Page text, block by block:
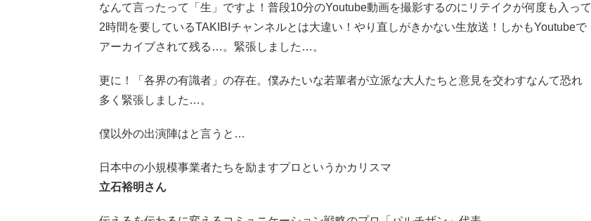
なんて言ったって「生」ですよ！普段10分のYoutube動画を撮影するのにリテイクが何度も入って
2時間を要しているTAKIBIチャンネルとは大違い！やり直しがきかない生放送！しかもYoutubeで
アーカイブされて残る…。緊張しました…。
更に！「各界の有識者」の存在。僕みたいな若輩者が立派な大人たちと意見を交わすなんて恐れ
多く緊張しました…。
僕以外の出演陣はと言うと…
日本中の小規模事業者たちを励ますプロというかカリスマ
立石裕明さん